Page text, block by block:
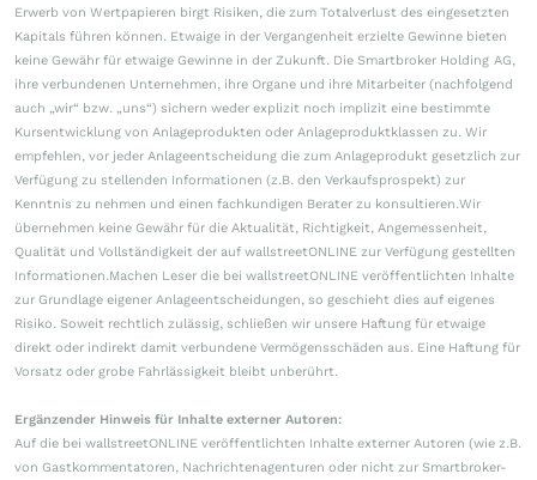
Erwerb von Wertpapieren birgt Risiken, die zum Totalverlust des eingesetzten
Kapitals führen können. Etwaige in der Vergangenheit erzielte Gewinne bieten
keine Gewähr für etwaige Gewinne in der Zukunft. Die Smartbroker Holding AG,
ihre verbundenen Unternehmen, ihre Organe und ihre Mitarbeiter (nachfolgend
auch „wir“ bzw. „uns“) sichern weder explizit noch implizit eine bestimmte
Kursentwicklung von Anlageprodukten oder Anlageproduktklassen zu. Wir
empfehlen, vor jeder Anlageentscheidung die zum Anlageprodukt gesetzlich zur
Verfügung zu stellenden Informationen (z.B. den Verkaufsprospekt) zur
Kenntnis zu nehmen und einen fachkundigen Berater zu konsultieren.Wir
übernehmen keine Gewähr für die Aktualität, Richtigkeit, Angemessenheit,
Qualität und Vollständigkeit der auf wallstreetONLINE zur Verfügung gestellten
Informationen.Machen Leser die bei wallstreetONLINE veröffentlichten Inhalte
zur Grundlage eigener Anlageentscheidungen, so geschieht dies auf eigenes
Risiko. Soweit rechtlich zulässig, schließen wir unsere Haftung für etwaige
direkt oder indirekt damit verbundene Vermögensschäden aus. Eine Haftung für
Vorsatz oder grobe Fahrlässigkeit bleibt unberührt.
Ergänzender Hinweis für Inhalte externer Autoren:
Auf die bei wallstreetONLINE veröffentlichten Inhalte externer Autoren (wie z.B.
von Gastkommentatoren, Nachrichtenagenturen oder nicht zur Smartbroker-